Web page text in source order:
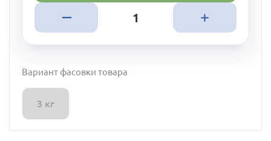
Вариант фасовки товара
3 кг